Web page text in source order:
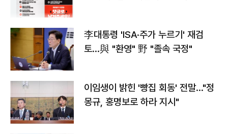
李대통령 'ISA·주가 누르기' 재검
토…與 "환영" 野 "졸속 국정"
이임생이 밝힌 '빵집 회동' 전말…"정
몽규, 홍명보로 하라 지시"